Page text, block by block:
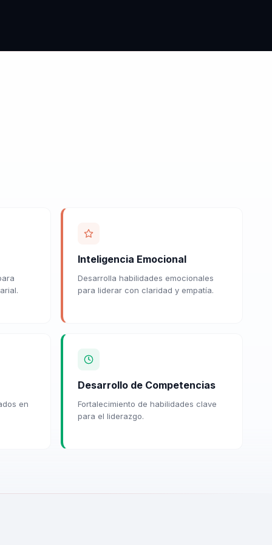
Inteligencia Emocional
Desarrolla habilidades emocionales
para liderar con claridad y empatía.
en
Desarrollo de Competencias
Fortalecimiento de habilidades clave
para el liderazgo.